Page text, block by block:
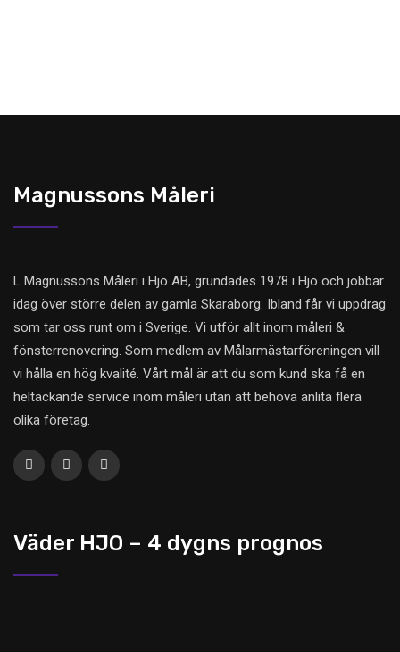
Magnussons Måleri
L Magnussons Måleri i Hjo AB, grundades 1978 i Hjo och jobbar
idag över större delen av gamla Skaraborg. Ibland får vi uppdrag
som tar oss runt om i Sverige. Vi utför allt inom måleri &
fönsterrenovering. Som medlem av Målarmästarföreningen vill
vi hålla en hög kvalité. Vårt mål är att du som kund ska få en
heltäckande service inom måleri utan att behöva anlita flera
olika företag.
Väder HJO – 4 dygns prognos